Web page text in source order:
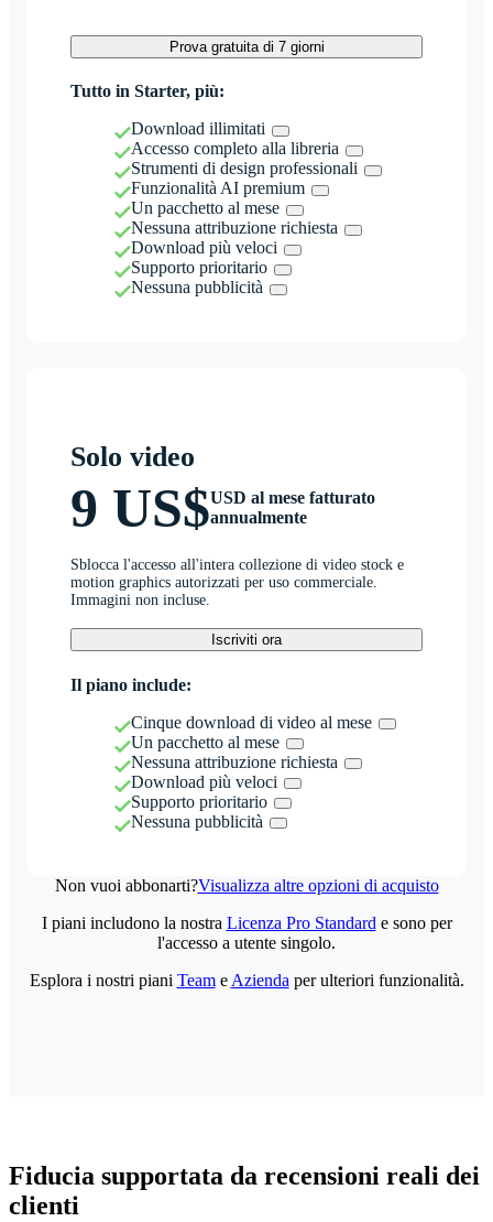
Prova gratuita di 7 giorni
Tutto in Starter, più:
Download illimitati
Accesso completo alla libreria
Strumenti di design professionali
Funzionalità AI premium
Un pacchetto al mese
Nessuna attribuzione richiesta
Download più veloci
Supporto prioritario
Nessuna pubblicità
Solo video
9 US$USD al mese fatturato
annualmente
Sblocca l'accesso all'intera collezione di video stock e
motion graphics autorizzati per uso commerciale.
Immagini non incluse.
Iscriviti ora
Il piano include:
Cinque download di video al mese
Un pacchetto al mese
Nessuna attribuzione richiesta
Download più veloci
Supporto prioritario
Nessuna pubblicità
Non vuoi abbonarti?Visualizza altre opzioni di acquisto
I piani includono la nostra Licenza Pro Standard e sono per
l'accesso a utente singolo.
Esplora i nostri piani Teame Azienda per ulteriori funzionalità.
Fiducia supportata da recensioni reali dei
clienti